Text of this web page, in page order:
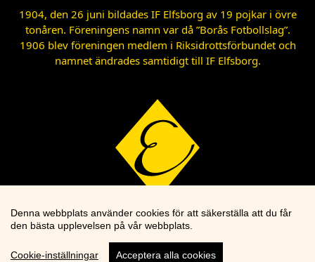
1904, den 26 juni bildades IF Elfsborg av 19 pojkar i övre
tonåren. Föreningens namn var då ”Borås Fotbollslag”.
1906 blev föreningen medlem i Riksidrottsförbundet och
namnet ändrades samtidigt till IF Elfsborg.
Denna webbplats använder cookies för att säkerställa att du får
den bästa upplevelsen på vår webbplats.
Cookie-inställningar Acceptera alla cookies